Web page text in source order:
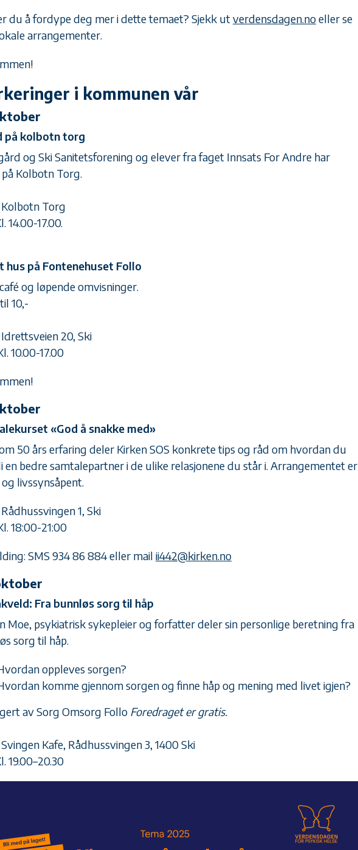
du å fordype deg mer i dette temaet? Sjekk ut verdensdagen.noeller se
arrangementer.
i kommunen vår
på kolbotn torg
og Ski Sanitetsforening og elever fra faget Innsats For Andre har
Kolbotn Torg.
Kolbotn Torg
14.00-17.00.
hus på Fontenehuset Follo
og løpende omvisninger.
10,-
Idrettsveien 20, Ski
10.00-17.00
«God å snakke med»
50 års erfaring deler Kirken SOS konkrete tips og råd om hvordan du
en bedre samtalepartner i de ulike relasjonene du står i. Arrangementet er
livssynsåpent.
Rådhussvingen 1, Ski
18:00-21:00
SMS 934 86 884 eller mail ii442@kirken.no
Fra bunnløs sorg til håp
Moe, psykiatrisk sykepleier og forfatter deler sin personlige beretning fra
sorg til håp.
oppleves sorgen?
komme gjennom sorgen og finne håp og mening med livet igjen?
av Sorg Omsorg Follo Foredraget er gratis.
Svingen Kafe, Rådhussvingen 3, 1400 Ski
19.00–20.30